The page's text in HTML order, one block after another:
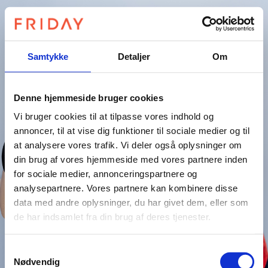
Samtykke Detaljer Om
Denne hjemmeside bruger cookies
Vi bruger cookies til at tilpasse vores indhold og
annoncer, til at vise dig funktioner til sociale medier og til
at analysere vores trafik. Vi deler også oplysninger om
din brug af vores hjemmeside med vores partnere inden
for sociale medier, annonceringspartnere og
analysepartnere. Vores partnere kan kombinere disse
data med andre oplysninger, du har givet dem, eller som
de har indsamlet fra din brug af deres tjenester.
Nødvendig